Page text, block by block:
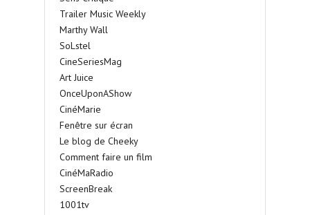
Trailer Music Weekly
Marthy Wall
SoLstel
CineSeriesMag
Art Juice
OnceUponAShow
CinéMarie
Fenêtre sur écran
Le blog de Cheeky
Comment faire un film
CinéMaRadio
ScreenBreak
1001tv